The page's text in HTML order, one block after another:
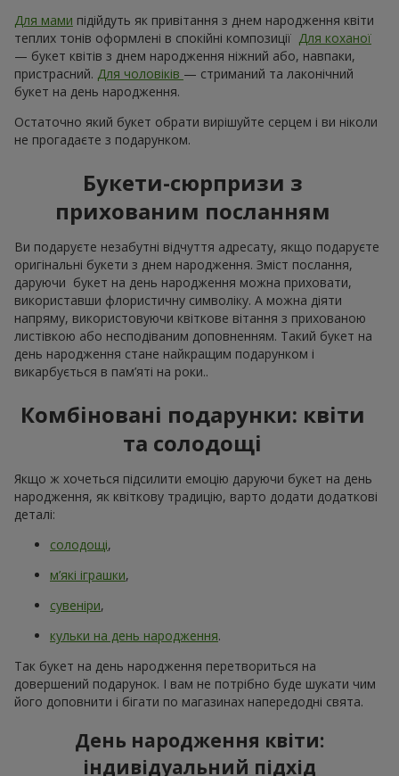
Для мами підійдуть як привітання з днем ​​народження квіти
теплих тонів оформлені в спокійні композиції Для коханої
— букет квітів з днем ​​народження ніжний або, навпаки,
пристрасний. Для чоловіків — стриманий та лаконічний
букет на день народження.
Остаточно який букет обрати вирішуйте серцем і ви ніколи
не прогадаєте з подарунком.
Букети-сюрпризи з
прихованим посланням
Ви подаруєте незабутні відчуття адресату, якщо подаруєте
оригінальні букети з днем народження. Зміст послання,
даруючи букет на день народження можна приховати,
використавши флористичну символіку. А можна діяти
напряму, використовуючи квіткове вітання з прихованою
листівкою або несподіваним доповненням. Такий букет на
день народження стане найкращим подарунком і
викарбується в пам’яті на роки..
Комбіновані подарунки: квіти
та солодощі
Якщо ж хочеться підсилити емоцію даруючи букет на день
народження, як квіткову традицію, варто додати додаткові
деталі:
солодощі,
м’які іграшки,
сувеніри,
кульки на день народження.
Так букет на день народження перетвориться на
довершений подарунок. І вам не потрібно буде шукати чим
його доповнити і бігати по магазинах напередодні свята.
День народження квіти:
індивідуальний підхід